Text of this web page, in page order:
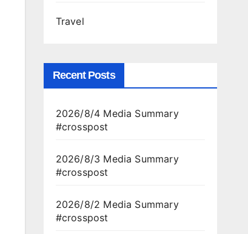
Travel
Recent Posts
2026/8/4 Media Summary
#crosspost
2026/8/3 Media Summary
#crosspost
2026/8/2 Media Summary
#crosspost